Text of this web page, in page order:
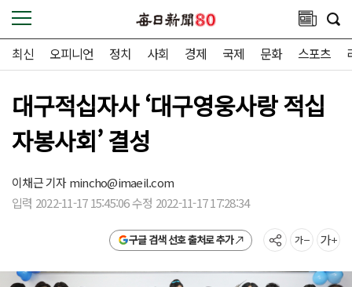
최신 오피니언 정치 사회 경제 국제 문화 스포츠
대구적십자사 ‘대구영웅사랑 적십
자봉사회’ 결성
이채근 기자mincho@imaeil.com
입력 2022-11-17 15:45:06 수정 2022-11-17 17:28:34
구글 검색 선호 출처로 추가